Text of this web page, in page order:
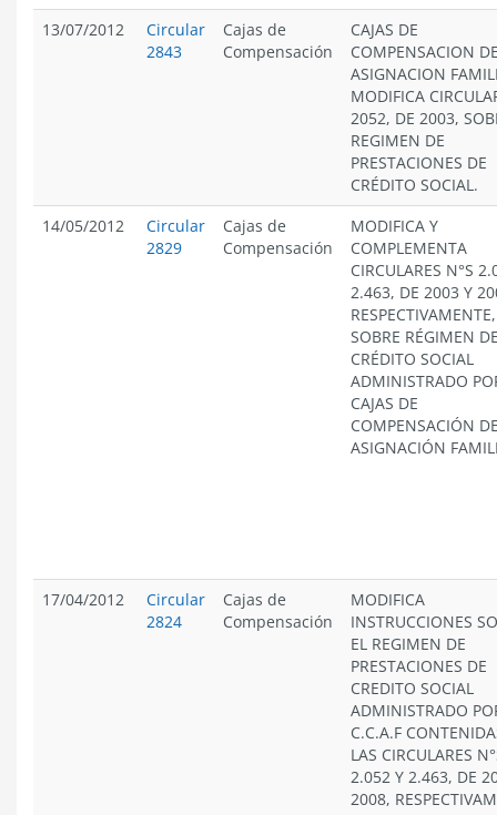
13/07/2012
Circular
2843
Cajas de
Compensación
CAJAS DE
COMPENSACION
ASIGNACION
MODIFICA
2052, DE 2003,
REGIMEN DE
PRESTACIONES DE
CRÉDITO SOCIAL.
14/05/2012
Circular
2829
Cajas de
Compensación
MODIFICA Y
COMPLEMENTA
CIRCULARES N°S
2.463, DE 2003 Y
RESPECTIVAMENTE,
SOBRE RÉGIMEN
CRÉDITO SOCIAL
ADMINISTRADO
CAJAS DE
COMPENSACIÓN
ASIGNACIÓN
17/04/2012
Circular
2824
Cajas de
Compensación
MODIFICA
INSTRUCCIONES
EL REGIMEN DE
PRESTACIONES DE
CREDITO SOCIAL
ADMINISTRADO
C.C.A.F
LAS CIRCULARES
2.052 Y 2.463, DE
2008,